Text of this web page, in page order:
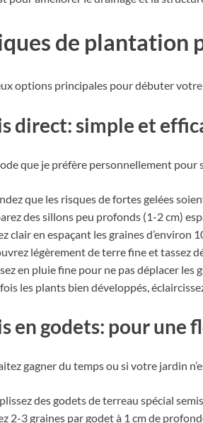
de plantation
options principales pour débuter
direct: simple et
que je préfère personnellement
que les risques de fortes gelées
des sillons peu profonds (1-2 cm)
clair en espaçant les graines d’environ
légèrement de terre fine et tassez
en pluie fine pour ne pas déplacer les
les plants bien développés,
en godets: pour une
gagner du temps ou si votre jardin
des godets de terreau spécial
2-3 graines par godet à 1 cm de